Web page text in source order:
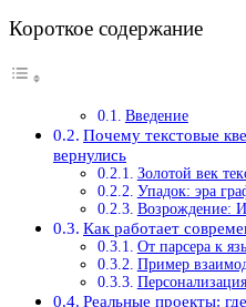
Короткое содержание
Введение
Почему текстовые
вернулись
Золотой век
Упадок: эра
Возрождение:
Как работает
От парсера к
Пример
Реальные проекты: